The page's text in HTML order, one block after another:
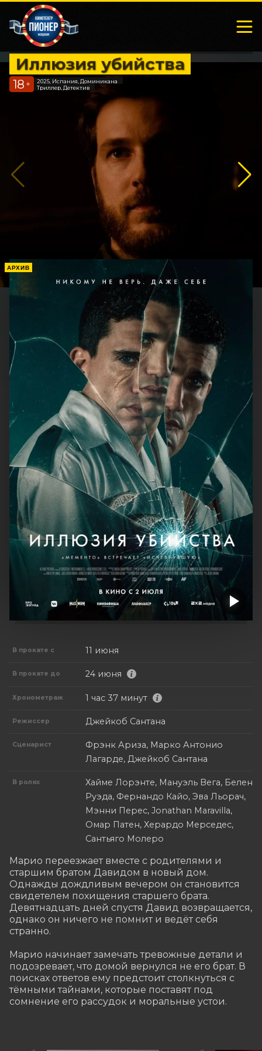
Иллюзия убийства
18 +
2025, Испания, Доминикана
Триллер, Детектив
АРХИВ
В прокате с 11 июня
В прокате до 24 июня
Хронометраж 1 час 37 минут
Режиссер Джейкоб Сантана
Сценарист
Фрэнк Ариза, Марко Антонио
Лагарде, Джейкоб Сантана
В ролях
Хайме Лорэнте, Мануэль Вега, Белен
Руэда, Фернандо Кайо, Эва Льорач,
Мэнни Перес, Jonathan Maravilla,
Омар Патен, Херардо Мерседес,
Сантьяго Молеро
Марио переезжает вместе с родителями и
старшим братом Давидом в новый дом.
Однажды дождливым вечером он становится
свидетелем похищения старшего брата.
Девятнадцать дней спустя Давид возвращается,
однако он ничего не помнит и ведёт себя
странно.
Марио начинает замечать тревожные детали и
подозревает, что домой вернулся не его брат. В
поисках ответов ему предстоит столкнуться с
тёмными тайнами, которые поставят под
сомнение его рассудок и моральные устои.